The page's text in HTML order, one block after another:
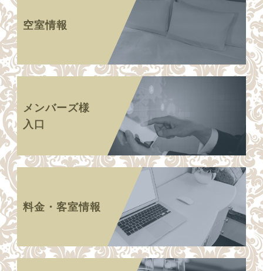
空室情報
メンバーズ様
入口
料金・客室情報